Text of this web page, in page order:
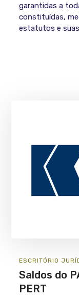
garantidas a
constituídas,
estatutos e
ESCRITÓRIO
Saldos do
PERT